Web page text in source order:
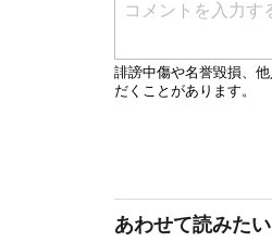
あわせて読みたい